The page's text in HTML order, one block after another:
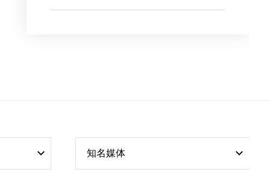
知名媒体